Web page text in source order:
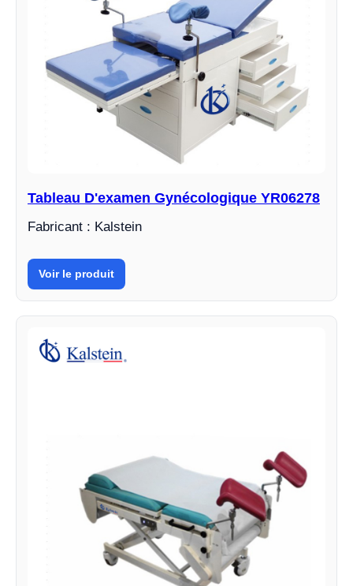
Tableau D'examen Gynécologique YR06278
Fabricant : Kalstein
Voir le produit